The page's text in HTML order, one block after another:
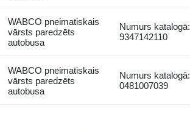
WABCO pneimatiskais
vārsts paredzēts
autobusa
Numurs katalogā:
9347142110
WABCO pneimatiskais
vārsts paredzēts
autobusa
Numurs katalogā:
0481007039